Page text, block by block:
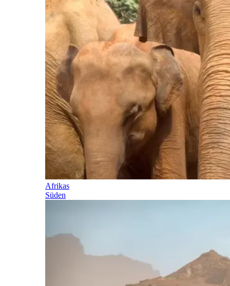
Afrikas
Süden